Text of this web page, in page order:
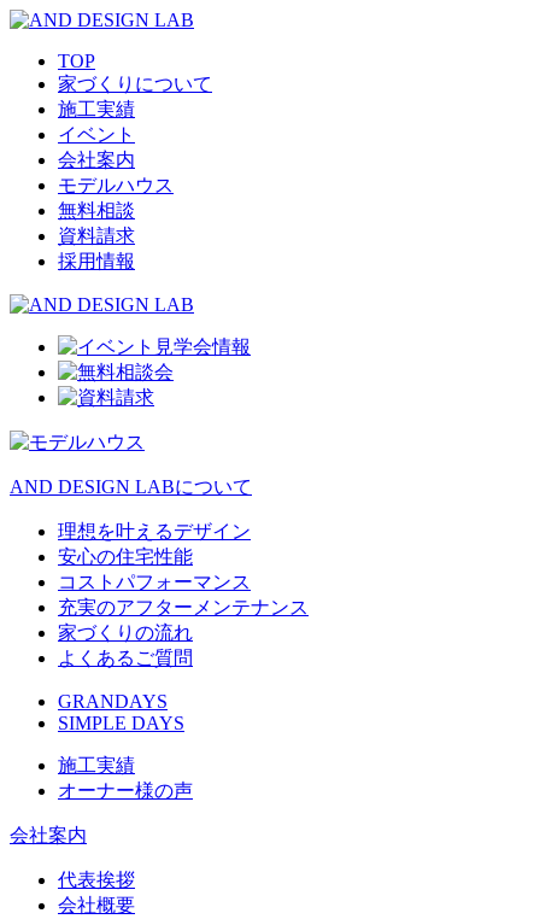
TOP
家づくりについて
施工実績
イベント
会社案内
モデルハウス
無料相談
資料請求
採用情報
AND DESIGN LABについて
理想を叶えるデザイン
安心の住宅性能
コストパフォーマンス
充実のアフターメンテナンス
家づくりの流れ
よくあるご質問
GRANDAYS
SIMPLE DAYS
施工実績
オーナー様の声
会社案内
代表挨拶
会社概要